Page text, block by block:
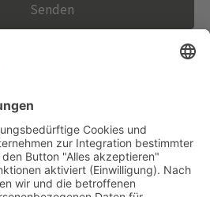
Senden
Garmisch-Partenkirchen
420